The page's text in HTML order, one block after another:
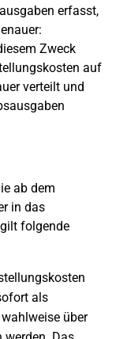
erfasst,
Zweck
auf
verteilt und
ab dem
in das
folgende
als
über